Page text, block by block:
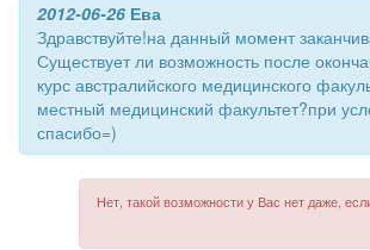
2012-06-26 Ева
Здравствуйте!на данный момент
Существует ли возможность после
курс австралийского медицинского
местный медицинский факультет?при
спасибо=)
Нет, такой возможности у Вас нет даже,